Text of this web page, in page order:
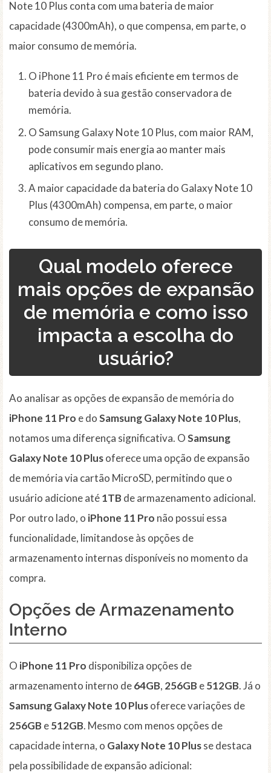
Note 10 Plus conta com uma bateria de maior
capacidade (4300mAh), o que compensa, em parte, o
maior consumo de memória.
O iPhone 11 Pro é mais eficiente em termos de
bateria devido à sua gestão conservadora de
memória.
O Samsung Galaxy Note 10 Plus, com maior RAM,
pode consumir mais energia ao manter mais
aplicativos em segundo plano.
A maior capacidade da bateria do Galaxy Note 10
Plus (4300mAh) compensa, em parte, o maior
consumo de memória.
Qual modelo oferece
mais opções de expansão
de memória e como isso
impacta a escolha do
usuário?
Ao analisar as opções de expansão de memória do
iPhone 11 Pro e doSamsung Galaxy Note 10 Plus,
notamos uma diferença significativa. OSamsung
Galaxy Note 10 Plusoferece uma opção de expansão
de memória via cartão MicroSD, permitindo que o
usuário adicione até1TB de armazenamento adicional.
Por outro lado, o iPhone 11 Pro não possui essa
funcionalidade, limitandose às opções de
armazenamento internas disponíveis no momento da
compra.
Opções de Armazenamento
Interno
O iPhone 11 Pro disponibiliza opções de
armazenamento interno de64GB, 256GB e512GB. Já o
Samsung Galaxy Note 10 Plusoferece variações de
256GB e512GB. Mesmo com menos opções de
capacidade interna, o Galaxy Note 10 Plusse destaca
pela possibilidade de expansão adicional: